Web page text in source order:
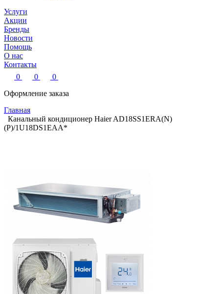
Услуги
Акции
Бренды
Новости
Помощь
О нас
Контакты
0
0
0
Оформление заказа
Главная
Канальный кондиционер Haier AD18SS1ERA(N)
(P)/1U18DS1EAA*